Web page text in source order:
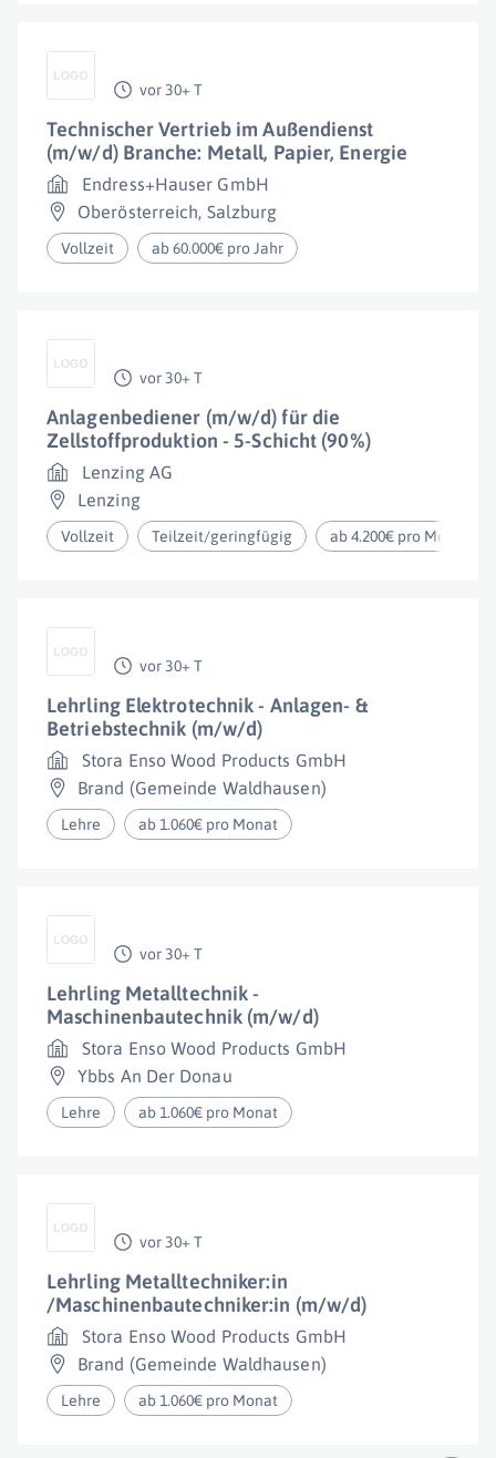
vor 30+ T
Technischer Vertrieb im Außendienst
(m/w/d) Branche: Metall, Papier, Energie
Endress+Hauser GmbH
Oberösterreich, Salzburg
Vollzeit ab 60.000€ pro Jahr
vor 30+ T
Anlagenbediener (m/w/d) für die
Zellstoffproduktion - 5-Schicht (90%)
Lenzing AG
Lenzing
Vollzeit Teilzeit/geringfügig ab 4.200€ pro Monat
vor 30+ T
Lehrling Elektrotechnik - Anlagen- &
Betriebstechnik (m/w/d)
Stora Enso Wood Products GmbH
Brand (Gemeinde Waldhausen)
Lehre ab 1.060€ pro Monat
vor 30+ T
Lehrling Metalltechnik -
Maschinenbautechnik (m/w/d)
Stora Enso Wood Products GmbH
Ybbs An Der Donau
Lehre ab 1.060€ pro Monat
vor 30+ T
Lehrling Metalltechniker:in
/Maschinenbautechniker:in (m/w/d)
Stora Enso Wood Products GmbH
Brand (Gemeinde Waldhausen)
Lehre ab 1.060€ pro Monat